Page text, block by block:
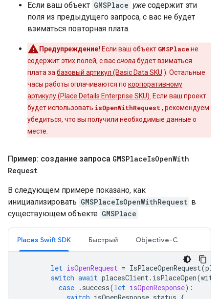
Если ваш объект GMSPlace уже содержит эти
поля из предыдущего запроса, с вас не будет
взиматься повторная плата.
Предупреждение! Если ваш объект GMSPlaceне
содержит этих полей, с вассновабудет взиматься
плата за базовый артикул (Basic Data SKU ). Остальные
часы работы оплачиваются по корпоративному
артикулу (Place Details Enterprise SKU). Если ваш проект
будет использовать isOpenWithRequest , рекомендуем
убедиться, что вы получили необходимые данные о
месте.
Пример: создание запроса GMSPlaceIsOpenWith
Request
В следующем примере показано, как
инициализировать GMSPlaceIsOpenWithRequest в
существующем объекте GMSPlace .
Places Swift SDK Быстрый Objective-C
let isOpenRequest = IsPlaceOpenRequest(
switch await placesClient. isPlaceOpen(with
case . success(let isOpenResponse):